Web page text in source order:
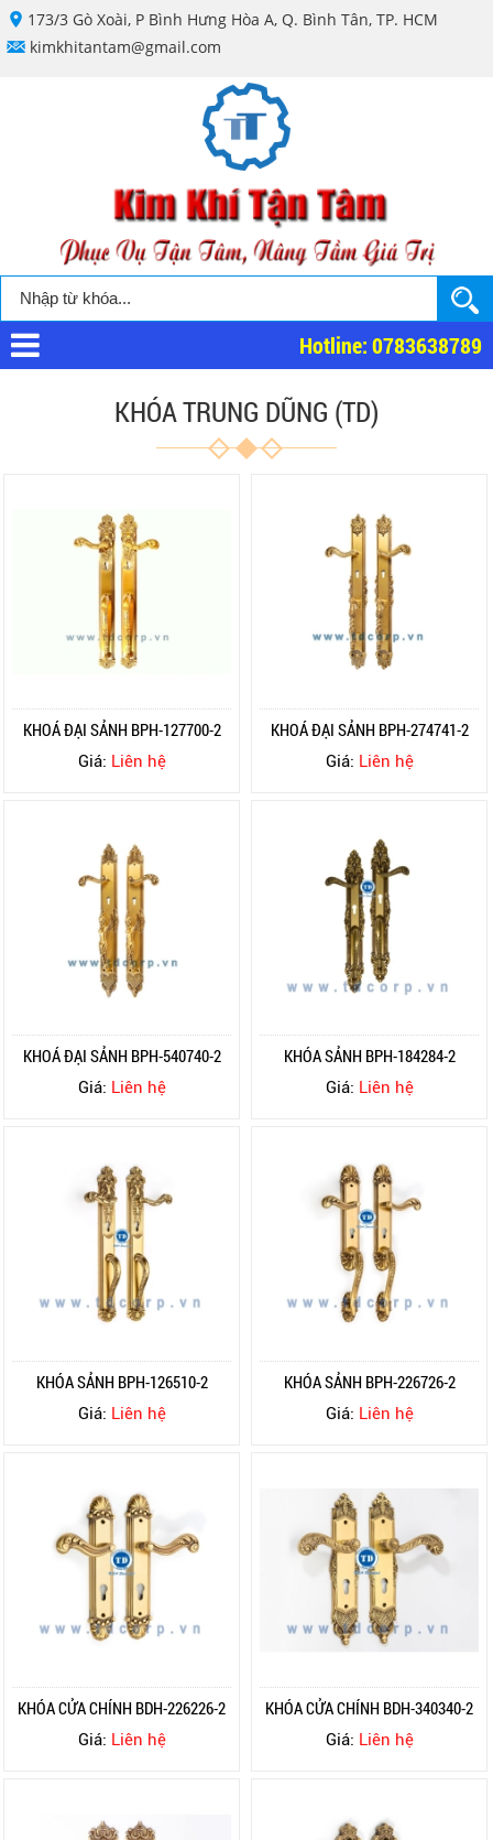
173/3 Gò Xoài, P Bình Hưng Hòa A, Q. Bình Tân, TP. HCM
kimkhitantam@gmail.com
Hotline: 0783638789
KHÓA TRUNG DŨNG (TD)
KHOÁ ĐẠI SẢNH BPH-127700-2
Giá: Liên hệ
KHOÁ ĐẠI SẢNH BPH-274741-2
Giá: Liên hệ
KHOÁ ĐẠI SẢNH BPH-540740-2
Giá: Liên hệ
KHÓA SẢNH BPH-184284-2
Giá: Liên hệ
KHÓA SẢNH BPH-126510-2
Giá: Liên hệ
KHÓA SẢNH BPH-226726-2
Giá: Liên hệ
KHÓA CỬA CHÍNH BDH-226226-2
Giá: Liên hệ
KHÓA CỬA CHÍNH BDH-340340-2
Giá: Liên hệ